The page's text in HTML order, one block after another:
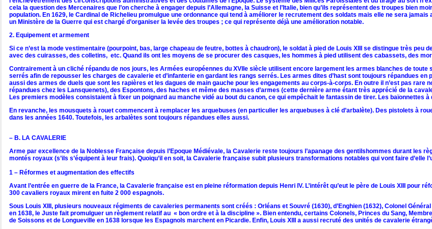
cela la question des Mercenaires que l’on cherche à engager depuis l’Allemagne, la Suisse et l’Italie, bien qu’ils représentent des troupes bien
population. En 1629, le Cardinal de Richelieu promulgue une ordonnance qui tend à améliorer le recrutement des soldats mais elle ne sera
un Ministère de la Guerre qui est chargé d’organiser la levée des troupes ; ce qui représente déjà une amélioration notable.
2. Equipement et armement
Si ce n’est la mode vestimentaire (pourpoint, bas, large chapeau de feutre, bottes à chaudron), le soldat à pied de Louis XIII se distingue très peu
avec des cuirasses, des colletins, etc. Quand ils ont les moyens de se procurer des casques, les hommes à pied utilisent des cabassets, des
Contrairement à un cliché répandu de nos jours, les Armées européennes du XVIIe siècle utilisent encore largement les armes blanches de
serrés afin de repousser les charges de cavalerie et d’infanterie en gardant les rangs serrés. Les armes dites d’hast sont toujours répandues
aussi des armes de duels que sont les rapières et les dagues de main gauche pour les engagements au corps-à-corps. En outre il n’est pas
répandues chez les Lansquenets), des Espontons, des haches et même des masses d’armes (cette dernière arme étant très apprécié de la
Les premiers modèles consistaient à fixer un poignard au manche vidé au bout du canon, ce qui empêchait le fantassin de tirer. Les baïonnettes
En revanche, les mousquets à rouet commencent à remplacer les arquebuses (en particulier les arquebuses à clé d’arbalète). Des pistolets à
dans les années 1640. Toutefois, les arbalètes sont toujours répandues elles aussi.
– B. LA CAVALERIE
Arme par excellence de la Noblesse Française depuis l’Epoque Médiévale, la Cavalerie reste toujours l’apanage des gentilshommes durant les
montés royaux (s’ils s’équipent à leur frais). Quoiqu’il en soit, la Cavalerie française subit plusieurs transformations notables qui vont faire d’elle
1 – Réformes et augmentation des effectifs
Avant l’entrée en guerre de la France, la Cavalerie française est en pleine réformation depuis Henri IV. L’intérêt qu’eut le père de Louis XIII
300 cavaliers royaux mirent en fuite 2 000 espagnols.
Sous Louis XIII, plusieurs nouveaux régiments de cavaleries permanents sont créés : Orléans et Souvré (1630), d’Enghien (1632), Colonel
en 1638, le Juste fait promulguer un règlement relatif au « bon ordre et à la discipline ». Bien entendu, certains Colonels, Princes du Sang,
de Soissons et de Longueville en 1638 lorsque les Espagnols marchent en Picardie. Enfin, Louis XIII a aussi recruté des unités de cavalerie